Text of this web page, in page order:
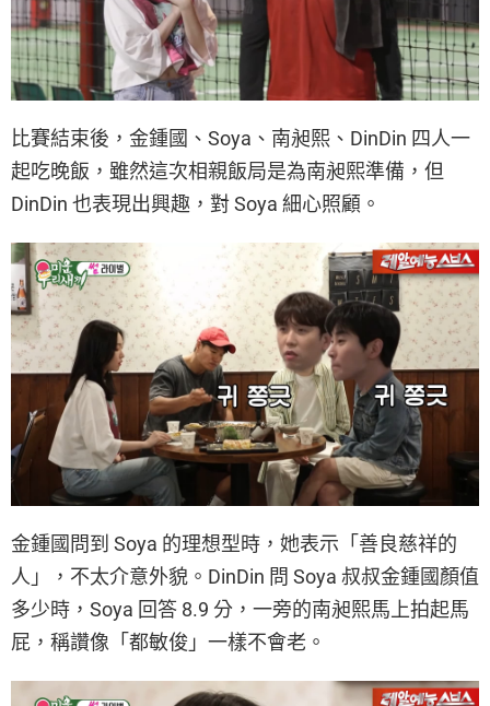
比賽結束後，金鍾國、Soya、南昶熙、DinDin 四人一
起吃晚飯，雖然這次相親飯局是為南昶熙準備，但
DinDin 也表現出興趣，對 Soya 細心照顧。
金鍾國問到 Soya 的理想型時，她表示「善良慈祥的
人」，不太介意外貌。DinDin 問 Soya 叔叔金鍾國顏值
多少時，Soya 回答 8.9 分，一旁的南昶熙馬上拍起馬
屁，稱讚像「都敏俊」一樣不會老。